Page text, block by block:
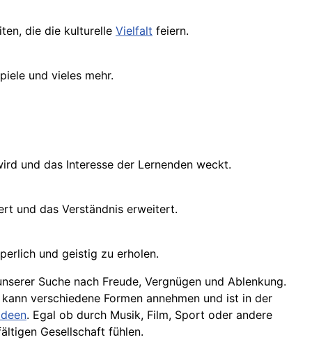
die die kulturelle Vielfalt feiern.
und vieles mehr.
und das Interesse der Lernenden weckt.
und das Verständnis erweitert.
und geistig zu erholen.
Suche nach Freude, Vergnügen und Ablenkung.
verschiedene Formen annehmen und ist in der
. Egal ob durch Musik, Film, Sport oder andere
Gesellschaft fühlen.